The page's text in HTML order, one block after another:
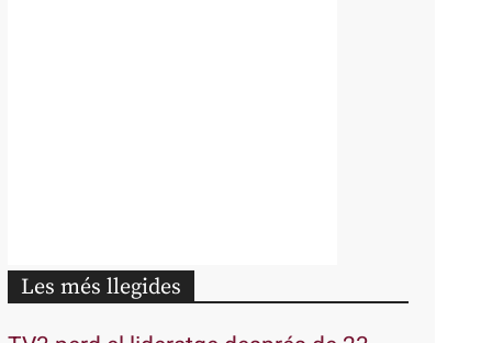
Les més llegides